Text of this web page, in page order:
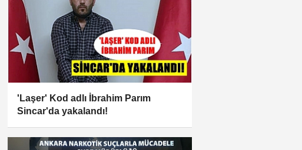
'Laşer' Kod adlı İbrahim Parım
Sincar'da yakalandı!